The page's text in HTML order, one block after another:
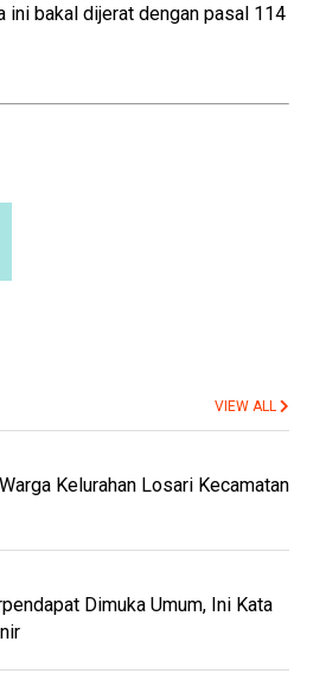
ini bakal dijerat dengan pasal 114
VIEW ALL
Kelurahan Losari Kecamatan
Dimuka Umum, Ini Kata